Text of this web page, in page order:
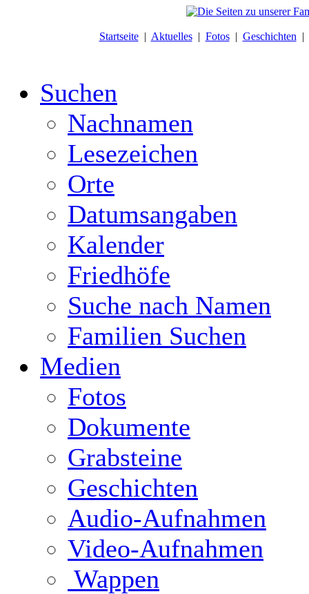
Startseite| Aktuelles| Fotos| Geschichten |
Suchen
Nachnamen
Lesezeichen
Orte
Datumsangaben
Kalender
Friedhöfe
Suche nach Namen
Familien Suchen
Medien
Fotos
Dokumente
Grabsteine
Geschichten
Audio-Aufnahmen
Video-Aufnahmen
Wappen